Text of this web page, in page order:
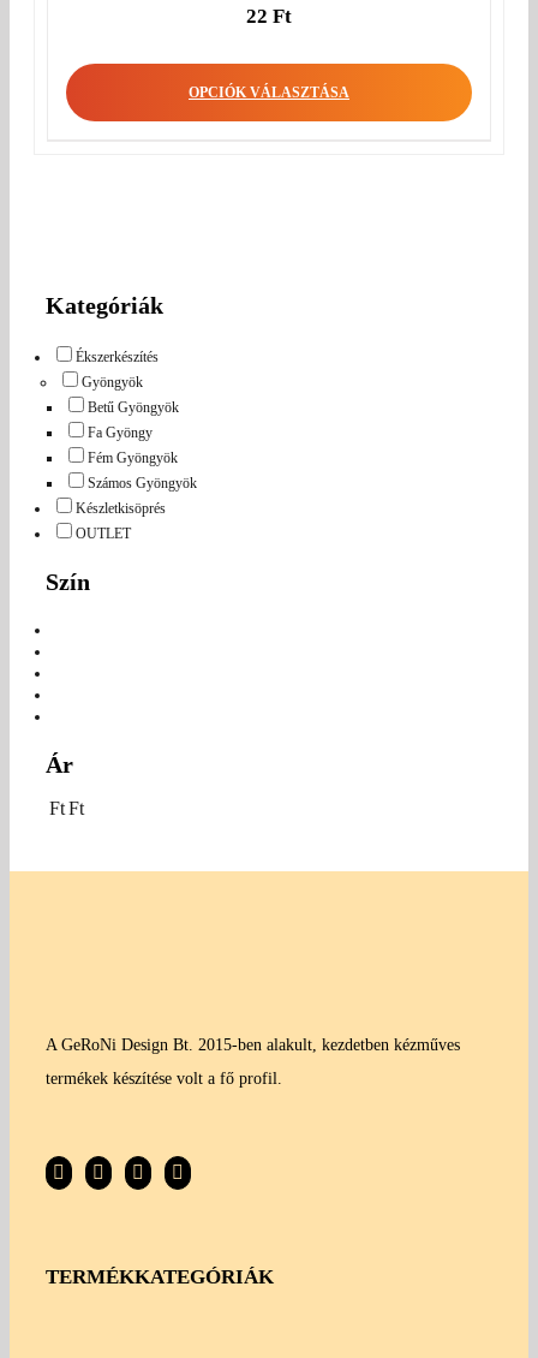
22 Ft
OPCIÓK VÁLASZTÁSA
Kategóriák
Ékszerkészítés
Gyöngyök
Betű Gyöngyök
Fa Gyöngy
Fém Gyöngyök
Számos Gyöngyök
Készletkisöprés
OUTLET
Szín
Ár
FtFt
A GeRoNi Design Bt. 2015-ben alakult, kezdetben kézműves
termékek készítése volt a fő profil.
TERMÉKKATEGÓRIÁK